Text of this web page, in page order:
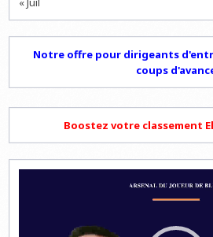
Notre offre pour dirigeants
coups
Boostez votre classement